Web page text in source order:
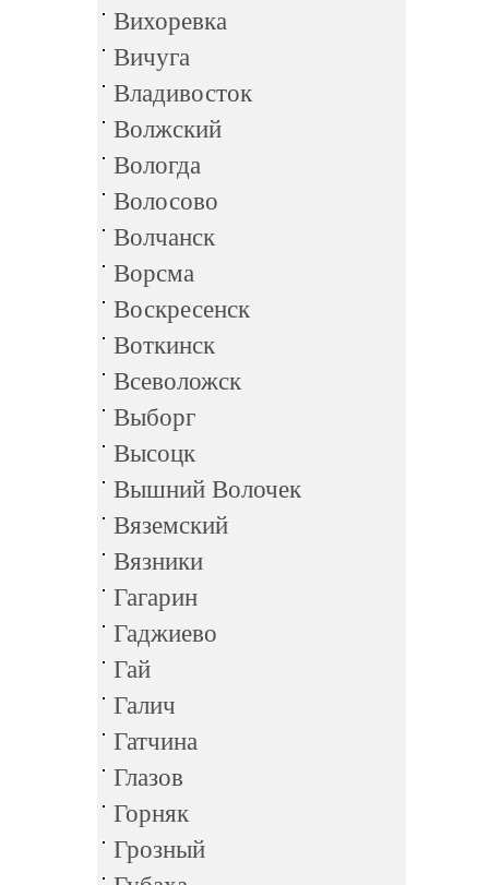
Вихоревка
Вичуга
Владивосток
Волжский
Вологда
Волосово
Волчанск
Ворсма
Воскресенск
Воткинск
Всеволожск
Выборг
Высоцк
Вышний Волочек
Вяземский
Вязники
Гагарин
Гаджиево
Гай
Галич
Гатчина
Глазов
Горняк
Грозный